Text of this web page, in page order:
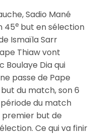
Sadio Mané
45e but en sélection
Ismaïla Sarr
Thiaw vont
Dia qui
passe de Pape
du match, son 6
du match
premier but de
Ce qui va finir